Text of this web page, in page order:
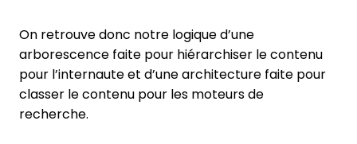
On retrouve donc notre logique d’une
arborescence faite pour hiérarchiser le contenu
pour l’internaute et d’une architecture faite pour
classer le contenu pour les moteurs de
recherche.